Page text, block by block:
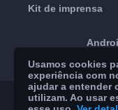
Kit de imprensa
© 2026 Brickoft
Usamos cookies
experiência com
ajudar a entender
utilizam. Ao usar